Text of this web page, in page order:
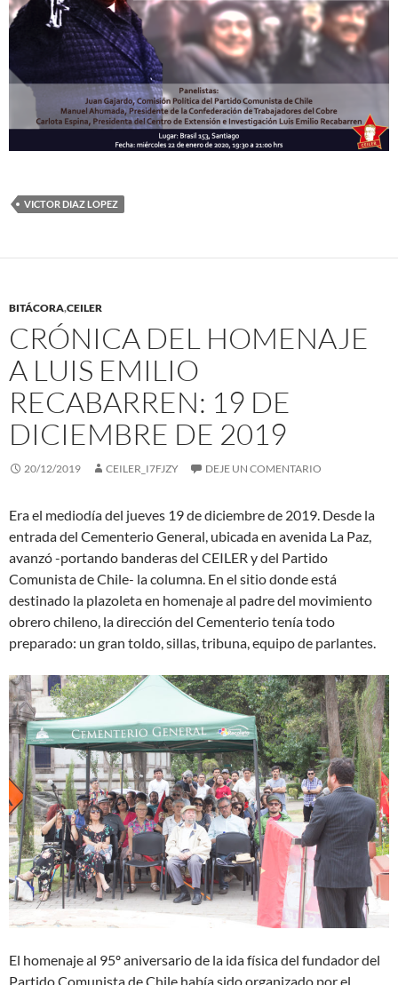
VICTOR DIAZ LOPEZ
BITÁCORA,CEILER
CRÓNICA DEL HOMENAJE
A LUIS EMILIO
RECABARREN: 19 DE
DICIEMBRE DE 2019
20/12/2019 CEILER_I7FJZY DEJE UN COMENTARIO
Era el mediodía del jueves 19 de diciembre de 2019. Desde la
entrada del Cementerio General, ubicada en avenida La Paz,
avanzó -portando banderas del CEILER y del Partido
Comunista de Chile- la columna. En el sitio donde está
destinado la plazoleta en homenaje al padre del movimiento
obrero chileno, la dirección del Cementerio tenía todo
preparado: un gran toldo, sillas, tribuna, equipo de parlantes.
El homenaje al 95º aniversario de la ida física del fundador del
Partido Comunista de Chile había sido organizado por el